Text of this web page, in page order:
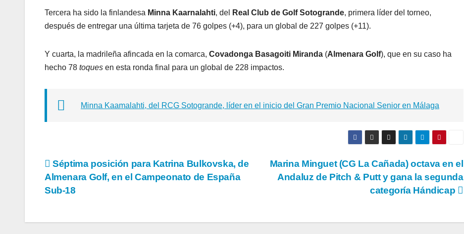
Tercera ha sido la finlandesa Minna Kaarnalahti, del Real Club de Golf Sotogrande, primera líder del torneo,
después de entregar una última tarjeta de 76 golpes (+4), para un global de 227 golpes (+11).
Y cuarta, la madrileña afincada en la comarca, Covadonga Basagoiti Miranda (Almenara Golf), que en su caso ha
hecho 78 toques en esta ronda final para un global de 228 impactos.
Minna Kaamalahti, del RCG Sotogrande, líder en el inicio del Gran Premio Nacional Senior en Málaga
Navegación
de
Marina Minguet (CG La Cañada) octava en el
Andaluz de Pitch & Putt y gana la segunda
categoría Hándicap
Séptima posición para Katrina Bulkovska, de
Almenara Golf, en el Campeonato de España
Sub-18